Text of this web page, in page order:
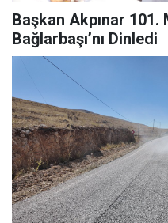
Başkan Akpınar 101.
Bağlarbaşı’nı Dinledi